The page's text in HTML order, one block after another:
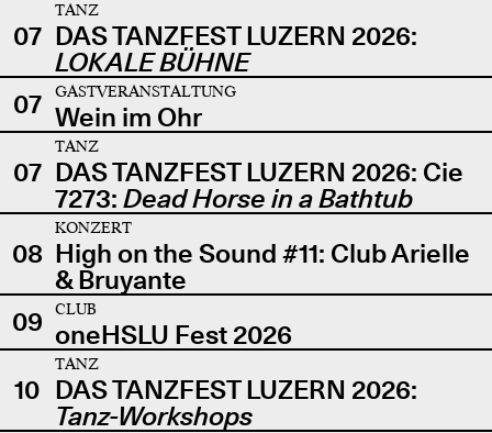
07
TANZ
DAS TANZFEST LUZERN 2026:
LOKALE BÜHNE
07
GASTVERANSTALTUNG
Wein im Ohr
07
TANZ
DAS TANZFEST LUZERN 2026: Cie
7273: Dead Horse in a Bathtub
08
KONZERT
High on the Sound #11: Club Arielle
& Bruyante
09
CLUB
oneHSLU Fest 2026
10
TANZ
DAS TANZFEST LUZERN 2026:
Tanz-Workshops